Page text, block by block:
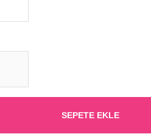
SEPETE EKLE